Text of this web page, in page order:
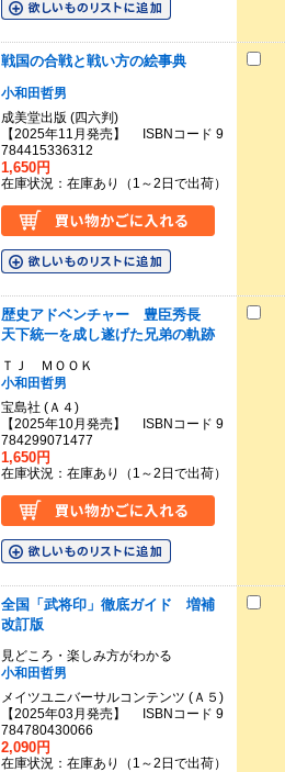
戦国の合戦と戦い方の絵事典
小和田哲男
成美堂出版 (四六判)
【2025年11月発売】 ISBNコード 9
784415336312
1,650円
在庫状況：在庫あり（1～2日で出荷）
歴史アドベンチャー 豊臣秀長
天下統一を成し遂げた兄弟の軌跡
ＴＪ ＭＯＯＫ
小和田哲男
宝島社 (Ａ４)
【2025年10月発売】 ISBNコード 9
784299071477
1,650円
在庫状況：在庫あり（1～2日で出荷）
全国「武将印」徹底ガイド 増補
改訂版
見どころ・楽しみ方がわかる
小和田哲男
メイツユニバーサルコンテンツ (Ａ５)
【2025年03月発売】 ISBNコード 9
784780430066
2,090円
在庫状況：在庫あり（1～2日で出荷）